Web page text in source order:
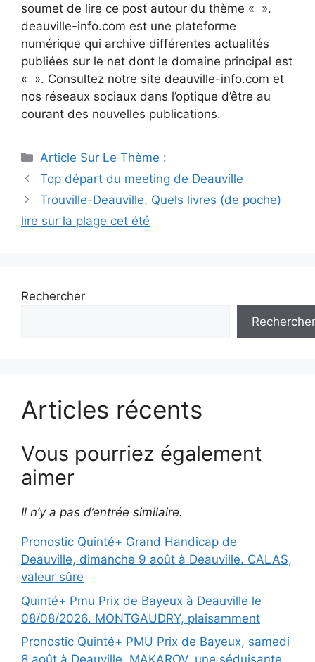
soumet de lire ce post autour du thème « ».
deauville-info.com est une plateforme
numérique qui archive différentes actualités
publiées sur le net dont le domaine principal est
« ». Consultez notre site deauville-info.com et
nos réseaux sociaux dans l’optique d’être au
courant des nouvelles publications.
Catégories
Article Sur Le Thème :
Navigation
des
Top départ du meeting de Deauville
Trouville-Deauville. Quels livres (de poche)
lire sur la plage cet été
Rechercher
Rechercher
Articles récents
Vous pourriez également
aimer
Il n’y a pas d’entrée similaire.
Pronostic Quinté+ Grand Handicap de
Deauville, dimanche 9 août à Deauville. CALAS,
valeur sûre
Quinté+ Pmu Prix de Bayeux à Deauville le
08/08/2026. MONTGAUDRY, plaisamment
Pronostic Quinté+ PMU Prix de Bayeux, samedi
8 août à Deauville. MAKAROV, une séduisante